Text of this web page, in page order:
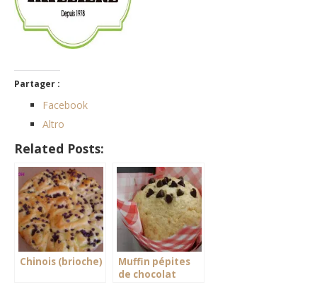
Partager :
Facebook
Altro
Related Posts:
Chinois (brioche)
Muffin pépites
de chocolat